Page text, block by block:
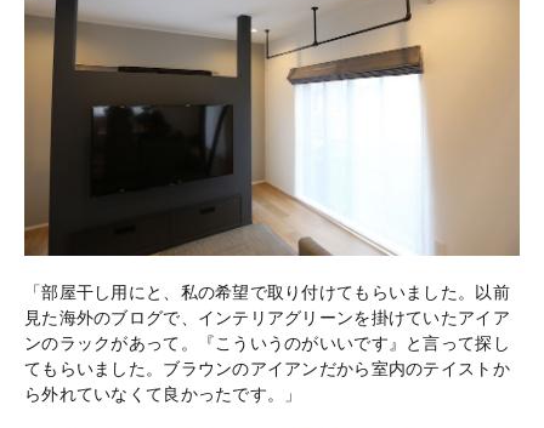
「部屋干し用にと、私の希望で取り付けてもらいました。以前
見た海外のブログで、インテリアグリーンを掛けていたアイア
ンのラックがあって。『こういうのがいいです』と言って探し
てもらいました。ブラウンのアイアンだから室内のテイストか
ら外れていなくて良かったです。」